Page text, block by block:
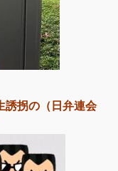
誘拐の（日弁連会